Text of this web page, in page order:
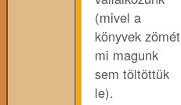
(mivel a
könyvek zömét
mi magunk
sem töltöttük
le).